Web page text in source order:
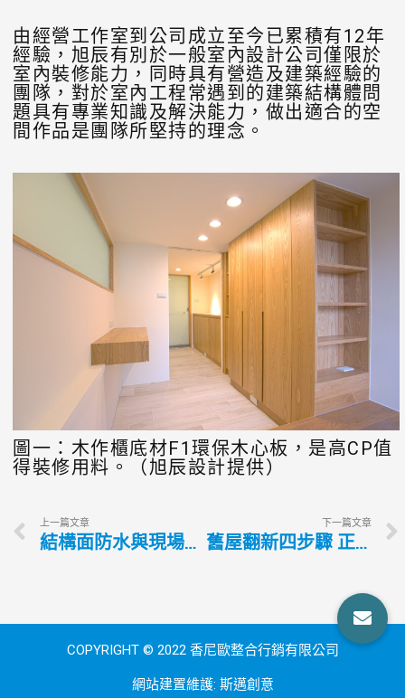
由經營工作室到公司成立至今已累積有12年
經驗，旭辰有別於一般室內設計公司僅限於
室內裝修能力，同時具有營造及建築經驗的
團隊，對於室內工程常遇到的建築結構體問
題具有專業知識及解決能力，做出適合的空
間作品是團隊所堅持的理念。
圖一：木作櫃底材F1環保木心板，是高CP值
得裝修用料。（旭辰設計提供）
上一篇文章
結構面防水與現場放樣 絕對重要的工程前置作業
下一篇文章
舊屋翻新四步驟 正確概念不可少
COPYRIGHT © 2022 香尼歐整合行銷有限公司
網站建置維護: 斯邁創意